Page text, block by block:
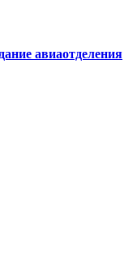
авиаотделения